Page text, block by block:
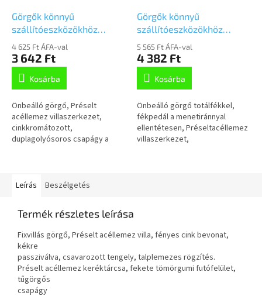
Görgők könnyű
szállítóeszközökhöz
100mm,
önbeálló,Talplemezzel,
3370DVR100P62
4 625 Ft ÁFA-val
3 642 Ft
Kosárba
Önbeálló görgő, Préselt
acéllemez villaszerkezet,
cinkkromátozott,
duplagolyósoros csapágy a
Görgők könnyű
szállítóeszközökhöz
100mm,
fékkel,Talplemezzel,
3377DVR100P62
5 565 Ft ÁFA-val
4 382 Ft
Kosárba
Önbeálló görgő totálfékkel,
fékpedál a menetiránnyal
ellentétesen, Préseltacéllemez
villaszerkezet,
Leírás
Beszélgetés
Termék részletes leírása
Fixvillás görgő, Préselt acéllemez villa, fényes cink bevonat,
kékre
passziválva, csavarozott tengely, talplemezes rögzítés.
Préselt acéllemez keréktárcsa, fekete tömörgumi futófelület,
tűgörgős
csapágy